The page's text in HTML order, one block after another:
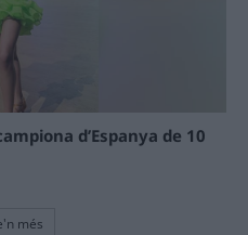
d’Espanya de 10
més